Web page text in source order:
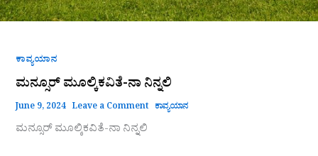
ಕಾವ್ಯಯಾನ
ಮನ್ಸೂರ್ ಮೂಲ್ಕಿಕವಿತೆ-ನಾ ನಿನ್ನಲಿ
June 9, 2024 Leave a Comment ಕಾವ್ಯಯಾನ
ಮನ್ಸೂರ್ ಮೂಲ್ಕಿಕವಿತೆ-ನಾ ನಿನ್ನಲಿ